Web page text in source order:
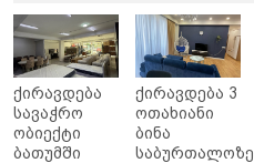
ქირავდება
სავაჭრო
ობიექტი
ბათუმში
ქირავდება 3
ოთახიანი
ბინა
საბურთალოზე